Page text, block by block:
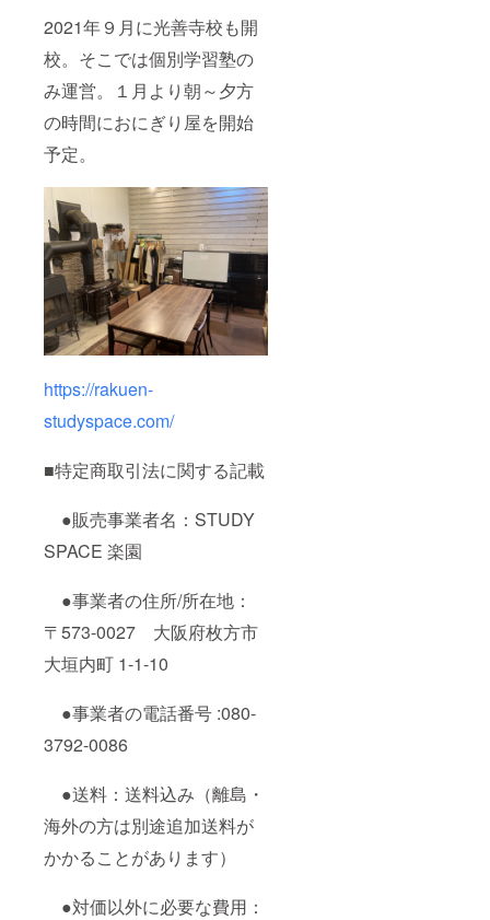
2021年９月に光善寺校も開
校。そこでは個別学習塾の
み運営。１月より朝～夕方
の時間におにぎり屋を開始
予定。
https://rakuen-
studyspace.com/
■特定商取引法に関する記載
●販売事業者名：STUDY
SPACE 楽園
●事業者の住所/所在地：
〒573-0027 大阪府枚方市
大垣内町 1-1-10
●事業者の電話番号 :080-
3792-0086
●送料：送料込み（離島・
海外の方は別途追加送料が
かかることがあります）
●対価以外に必要な費用：